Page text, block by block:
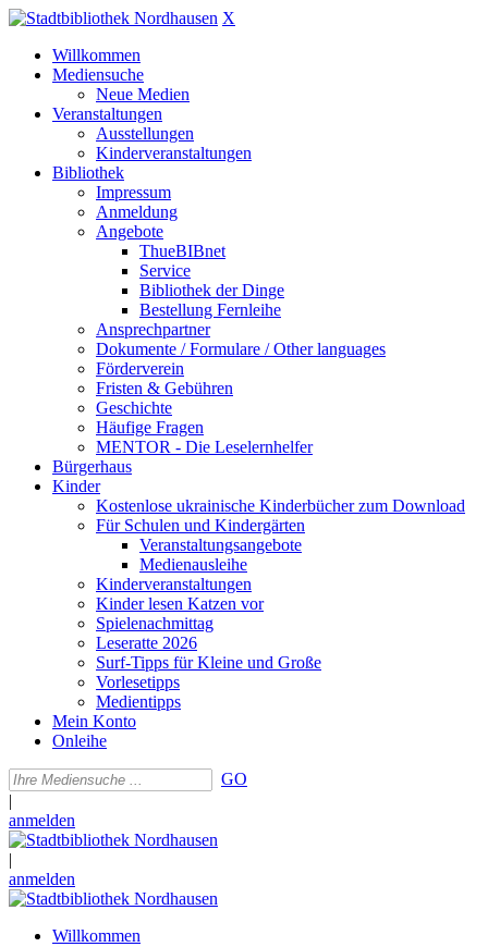
X
Willkommen
Mediensuche
Neue Medien
Veranstaltungen
Ausstellungen
Kinderveranstaltungen
Bibliothek
Impressum
Anmeldung
Angebote
ThueBIBnet
Service
Bibliothek der Dinge
Bestellung Fernleihe
Ansprechpartner
Dokumente / Formulare / Other languages
Förderverein
Fristen & Gebühren
Geschichte
Häufige Fragen
MENTOR - Die Leselernhelfer
Bürgerhaus
Kinder
Kostenlose ukrainische Kinderbücher zum Download
Für Schulen und Kindergärten
Veranstaltungsangebote
Medienausleihe
Kinderveranstaltungen
Kinder lesen Katzen vor
Spielenachmittag
Leseratte 2026
Surf-Tipps für Kleine und Große
Vorlesetipps
Medientipps
Mein Konto
Onleihe
GO
|
anmelden
|
anmelden
Willkommen